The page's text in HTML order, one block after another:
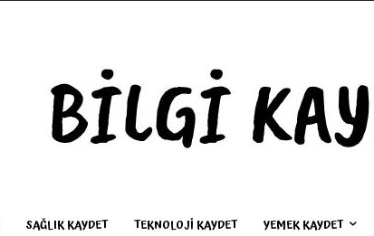
SAĞLIK KAYDET TEKNOLOJI KAYDET YEMEK KAYDET